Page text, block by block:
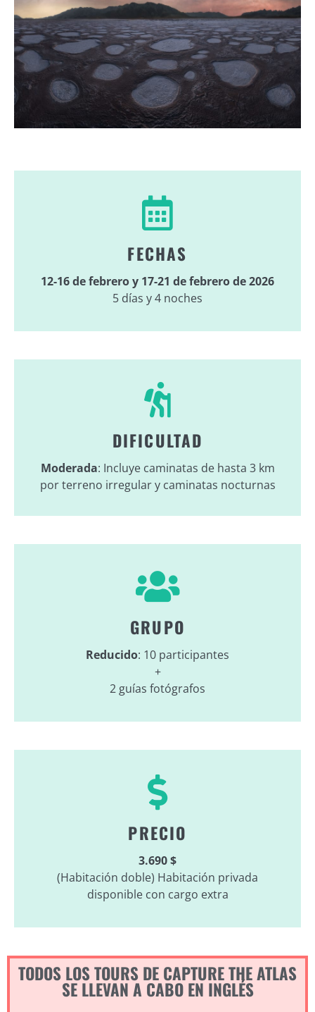
FECHAS
12-16 de febrero y 17-21 de febrero de 2026
5 días y 4 noches
DIFICULTAD
Moderada: Incluye caminatas de hasta 3 km
por terreno irregular y caminatas nocturnas
GRUPO
Reducido: 10 participantes
+
2 guías fotógrafos
PRECIO
3.690 $
(Habitación doble) Habitación privada
disponible con cargo extra
TODOS LOS TOURS DE CAPTURE THE ATLAS
SE LLEVAN A CABO EN INGLÉS